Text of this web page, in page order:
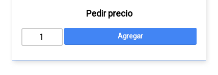
Pedir precio